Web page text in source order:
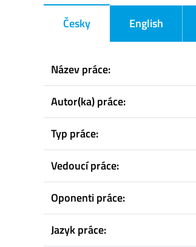
Česky English
Název práce:
Autor(ka) práce:
Typ práce:
Vedoucí práce:
Oponenti práce:
Jazyk práce: